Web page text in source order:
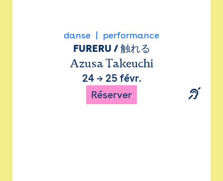
danse performance
FURERU / 触れる
Azusa Takeuchi
24→ 25 févr.
Réserver